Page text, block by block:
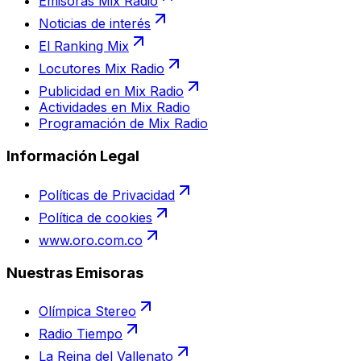
Noticias de interés
El Ranking Mix
Locutores Mix Radio
Publicidad en Mix Radio
Actividades en Mix Radio
Programación de Mix Radio
Información Legal
Políticas de Privacidad
Política de cookies
www.oro.com.co
Nuestras Emisoras
Olímpica Stereo
Radio Tiempo
La Reina del Vallenato